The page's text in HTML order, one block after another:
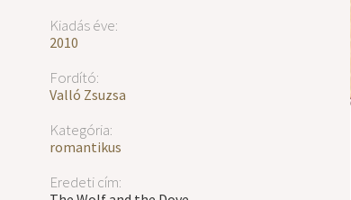
Kiadás éve:
2010
Fordító:
Valló Zsuzsa
Kategória:
romantikus
Eredeti cím: